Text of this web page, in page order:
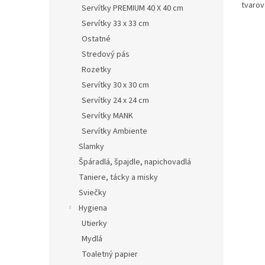
Servítky PREMIUM 40 X 40 cm
Servítky 33 x 33 cm
Ostatné
Stredový pás
Rozetky
Servítky 30 x 30 cm
Servítky 24 x 24 cm
Servítky MANK
Servítky Ambiente
Slamky
Špáradlá, špajdle, napichovadlá
Taniere, tácky a misky
Sviečky
Hygiena
Utierky
Mydlá
Toaletný papier